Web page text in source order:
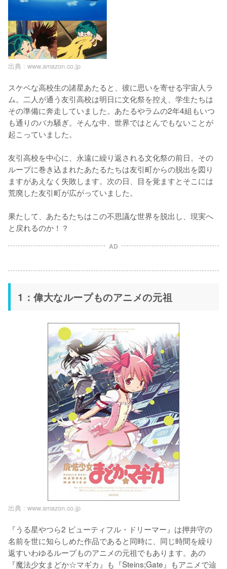
出典 : www.amazon.co.jp
スケベな高校生の諸星あたると、彼に思いを寄せる宇宙人ラ
ム。二人が通う友引高校は明日に文化祭を控え、学生たちは
その準備に奔走していました。あたるやラムの2年4組もいつ
も通りのバカ騒ぎ。そんな中、世界ではとんでもないことが
起こっていました。
友引高校を中心に、永遠に繰り返される文化祭の前日。その
ループに巻き込まれたあたるたちは友引町からの脱出を図り
ますがあえなく失敗します。次の日、目を覚ますとそこには
荒廃した友引町が広がっていました。
果たして、あたるたちはこの不思議な世界を脱出し、現実へ
と戻れるのか！？
AD
1：偉大なループものアニメの元祖
出典 : www.amazon.co.jp
『うる星やつら2 ビューティフル・ドリーマー』は押井守の
名前を世に知らしめた作品であると同時に、同じ時間を繰り
返すいわゆるループものアニメの元祖でもあります。あの
『魔法少女まどか☆マギカ』も『Steins;Gate』もアニメで辿